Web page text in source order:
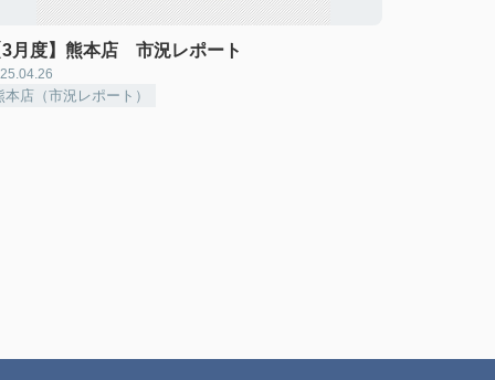
月度】熊本店 市況レポート
本店（市況レポート）